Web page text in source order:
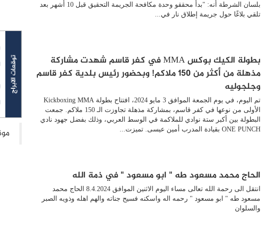
بلسان الشرطة أنه: "بدأ محققو وحدة مكافحة الجريمة التحقيق قبل 10 أشهر بعد
تلقي بلاغًا حول جريمة إطلاق نار في...
بطولة الكيك بوكس MMA في كفر قاسم شهدت مشاركة
مذهلة من أكثر من 150 ملاكم! وبحضور رئيس بلدية كفر قاسم
وجلجوليه
تم اليوم، في يوم الجمعة الموافق 3 مايو 2024، افتتاح بطولة Kickboxing MMA
الأولى من نوعها في كفر قاسم، بمشاركة مذهلة تجاوزت الـ 150 ملاكم. جمعت
البطولة بين أكبر ستة نوادي للملاكمة في الوسط العربي، وذلك بفضل جهود نادي
ONE PUNCH بقيادة المدرب أمين عيسى. تميزت...
الحاج محمد مسعود طه " ابو مسعود " في ذمة الله
انتقل الى رحمة الله تعالى مساء اليوم الاثنين الموافق 8.4.2024 الحاج محمد
مسعود طه " ابو مسعود " رحمه اله واسكنه فسيح جناته والهم اهله وذويه الصبر
والسلوان